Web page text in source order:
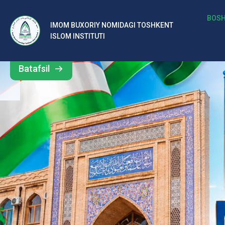
IMOM BUXORIY NOMIDAGI TOSHKENT
ISLOM INSTITUTI
b
al
ar
o‘
rt
a
si
d
Barcha
yangiliklar
Batafsil